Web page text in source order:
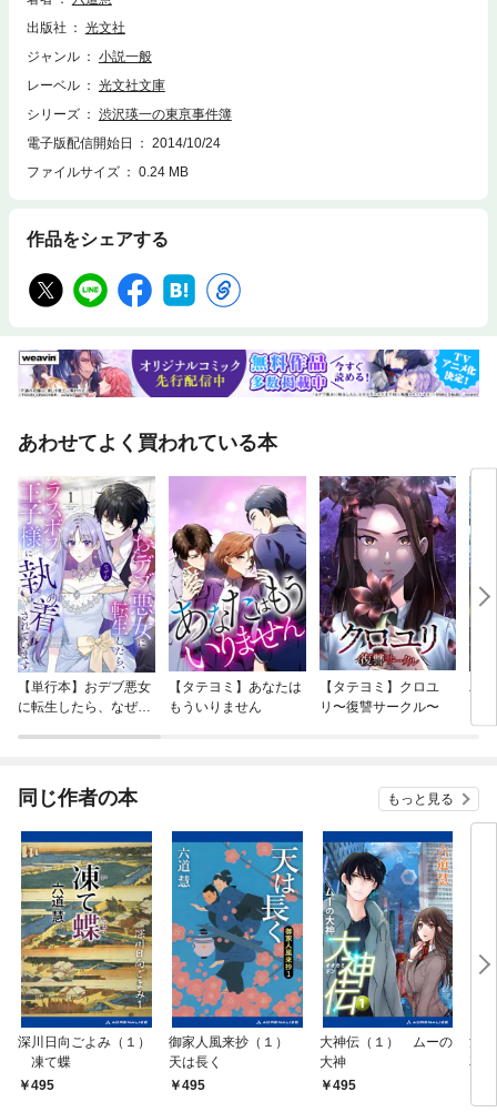
出版社
光文社
ジャンル
小説一般
レーベル
光文社文庫
シリーズ
渋沢瑛一の東亰事件簿
電子版配信開始日
2014/10/24
ファイルサイズ
0.24 MB
作品をシェアする
あわせてよく買われている本
【単行本】おデブ悪女
に転生したら、なぜか
【タテヨミ】あなたは
もういりません
【タテヨミ】クロユ
リ〜復讐サークル〜
バ
今
同じ作者の本 もっと見る
深川日向ごよみ（１）
凍て蝶
495
御家人風来抄（１）
天は長く
495
大神伝（１） ムーの
大神
495
浦
花